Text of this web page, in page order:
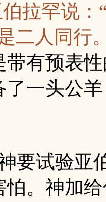
伯拉罕说
二人同行
带有预表
了一头公
要试验亚
怕。神加